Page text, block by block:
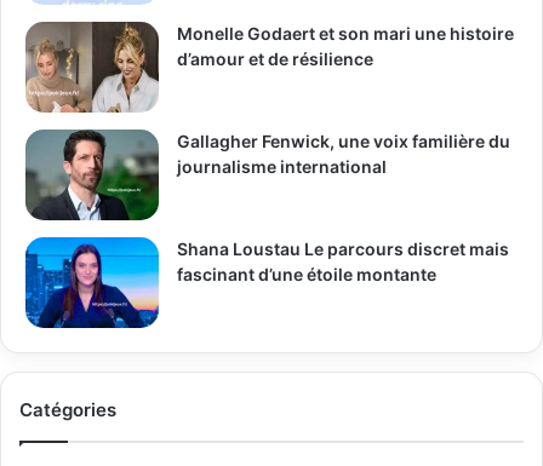
Monelle Godaert et son mari une histoire
d’amour et de résilience
Gallagher Fenwick, une voix familière du
journalisme international
Shana Loustau Le parcours discret mais
fascinant d’une étoile montante
Catégories